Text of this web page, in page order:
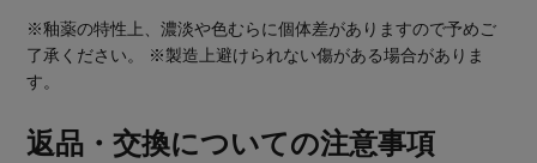
※釉薬の特性上、濃淡や色むらに個体差がありますので予めご
了承ください。 ※製造上避けられない傷がある場合がありま
す。
返品・交換についての注意事項